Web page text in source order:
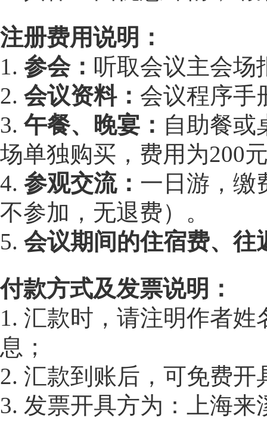
注册费用说明：
1. 参会： 听取会议主会场
2. 会议资料： 会议程序手
3.午餐、晚宴： 自助餐或
场单独购买，费用为200
4. 参观交流： 一日游，缴
不参加，无退费）。
5. 会议期间的住宿费、往
付款方式及发票说明：
1. 汇款时，请注明作者
息；
2. 汇款到账后，可免费
3. 发票开具方为：上海